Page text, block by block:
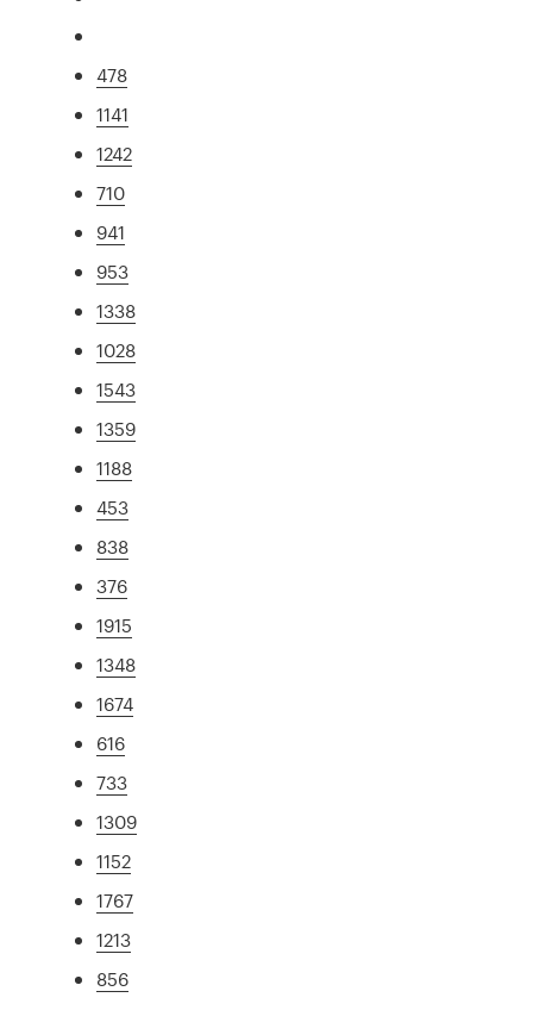
478
1141
1242
710
941
953
1338
1028
1543
1359
1188
453
838
376
1915
1348
1674
616
733
1309
1152
1767
1213
856